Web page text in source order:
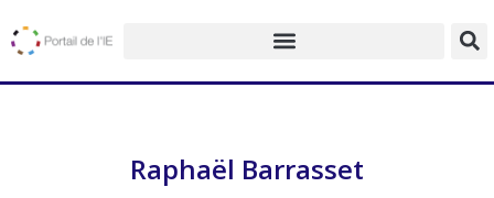
Raphaël Barrasset